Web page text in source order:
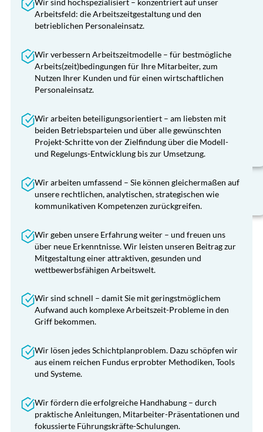
Konfliktlösung
Festgefahrene und konfliktreiche Personaleinsatz-
Vermittlung zwischen den Parteien
Objektivierung und Versachlichung von
Arbeitszeit-Themen
Trainings für Führungskräfte zum Umgang mit
Konfliktlösung
Situationen durch externe Moderation auflösen
Vermittlung zwischen den Parteien
Unabhängige Objektivierung und
Versachlichung von Arbeitszeit-Themen
Einigungsstellen
Wir sind hochspezialisiert – konzentriert auf unser
Arbeitsfeld: die Arbeitszeitgestaltung und den
betrieblichen Personaleinsatz.
Wir verbessern Arbeitszeitmodelle – für bestmögliche
Arbeits(zeit)bedingungen für Ihre Mitarbeiter, zum
Nutzen Ihrer Kunden und für einen wirtschaftlichen
Personaleinsatz.
Wir arbeiten beteiligungsorientiert – am liebsten mit
beiden Betriebsparteien und über alle gewünschten
Projekt-Schritte von der Zielfindung über die Modell-
und Regelungs-Entwicklung bis zur Umsetzung.
Wir arbeiten umfassend – Sie können gleichermaßen auf
unsere rechtlichen, analytischen, strategischen wie
kommunikativen Kompetenzen zurückgreifen.
Wir geben unsere Erfahrung weiter – und freuen uns
über neue Erkenntnisse. Wir leisten unseren Beitrag zur
Mitgestaltung einer attraktiven, gesunden und
wettbewerbsfähigen Arbeitswelt.
Wir sind schnell – damit Sie mit geringstmöglichem
Aufwand auch komplexe Arbeitszeit-Probleme in den
Griff bekommen.
Wir lösen jedes Schichtplanproblem. Dazu schöpfen wir
aus einem reichen Fundus erprobter Methodiken, Tools
und Systeme.
Wir fördern die erfolgreiche Handhabung – durch
praktische Anleitungen, Mitarbeiter-Präsentationen und
fokussierte Führungskräfte-Schulungen.